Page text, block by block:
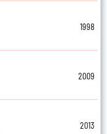
1998
2009
2013